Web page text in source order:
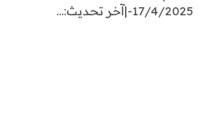
17/4/2025-|آخر تحديث:…